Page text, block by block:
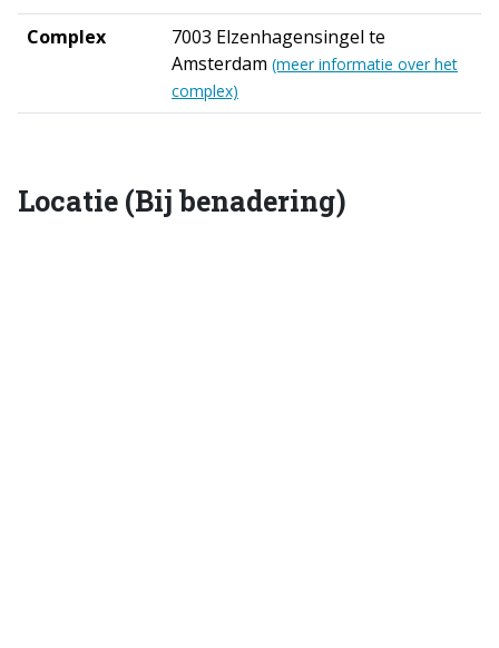
Complex
7003 Elzenhagensingel te
Amsterdam (meer informatie over het
complex)
Locatie (Bij benadering)